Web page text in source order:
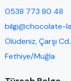
0538 773 80 48
bilgi@chocolate-
Ölüdeniz, Çarşı
Fethiye/Muğla